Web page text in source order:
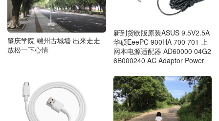
肇庆学院 端州古城墙 出来走走
放松一下心情
新到货欧版原装ASUS 9.5V2.5A
华硕EeePC 900HA 700 701 上
网本电源适配器 AD60000 04G2
6B000240 AC Adaptor Power